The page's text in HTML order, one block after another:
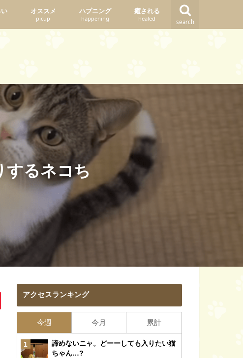
search
オススメ
picup
ハプニング
happening
癒される
healed
するネコち
アクセスランキング
今週 今月 累計
1
諦めないニャ。どーーしても入りたい猫
ちゃん…?